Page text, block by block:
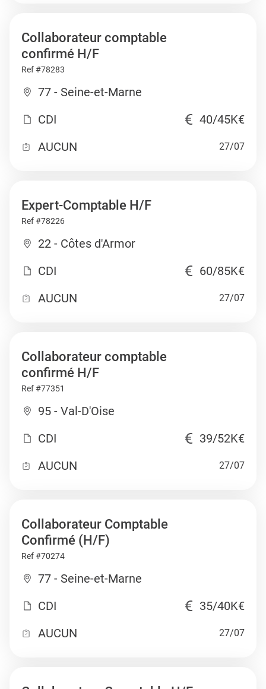
Collaborateur comptable
confirmé H/F
Ref #78283
77 - Seine-et-Marne
CDI
40/45K€
AUCUN
27/07
Expert-Comptable H/F
Ref #78226
22 - Côtes d'Armor
CDI
60/85K€
AUCUN
27/07
Collaborateur comptable
confirmé H/F
Ref #77351
95 - Val-D'Oise
CDI
39/52K€
AUCUN
27/07
Collaborateur Comptable
Confirmé (H/F)
Ref #70274
77 - Seine-et-Marne
CDI
35/40K€
AUCUN
27/07